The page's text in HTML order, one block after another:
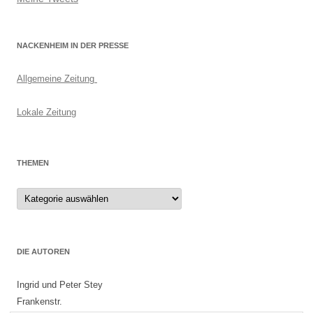
NACKENHEIM IN DER PRESSE
Allgemeine Zeitung
Lokale Zeitung
THEMEN
Themen
DIE AUTOREN
Ingrid und Peter Stey
Frankenstr.